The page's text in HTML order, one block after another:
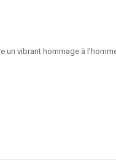
vibrant hommage à